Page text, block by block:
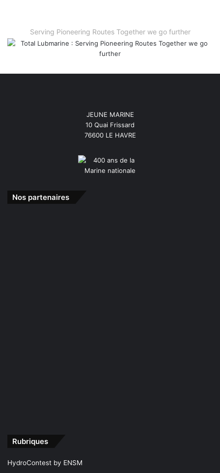
Serving Pioneering Routes Together we go further
JEUNE MARINE
10 Quai Frissard
76600 LE HAVRE
Nos partenaires
Rubriques
HydroContest by ENSM